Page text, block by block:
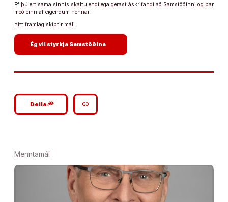
Ef þú ert sama sinnis skaltu endilega gerast áskrifandi að Samstöðinni og þar
með einn af eigendum hennar.
Þitt framlag skiptir máli.
Ég vil styrkja Samstöðina
Deilagoogle_plus_reshare link
Menntamál